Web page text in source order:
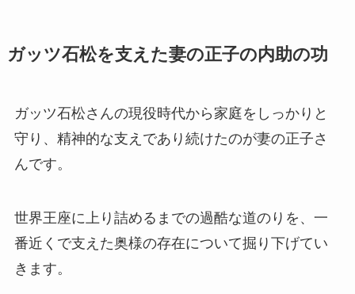
ガッツ石松を支えた妻の正子の内助の功
ガッツ石松さんの現役時代から家庭をしっかりと
守り、精神的な支えであり続けたのが妻の正子さ
んです。
世界王座に上り詰めるまでの過酷な道のりを、一
番近くで支えた奥様の存在について掘り下げてい
きます。